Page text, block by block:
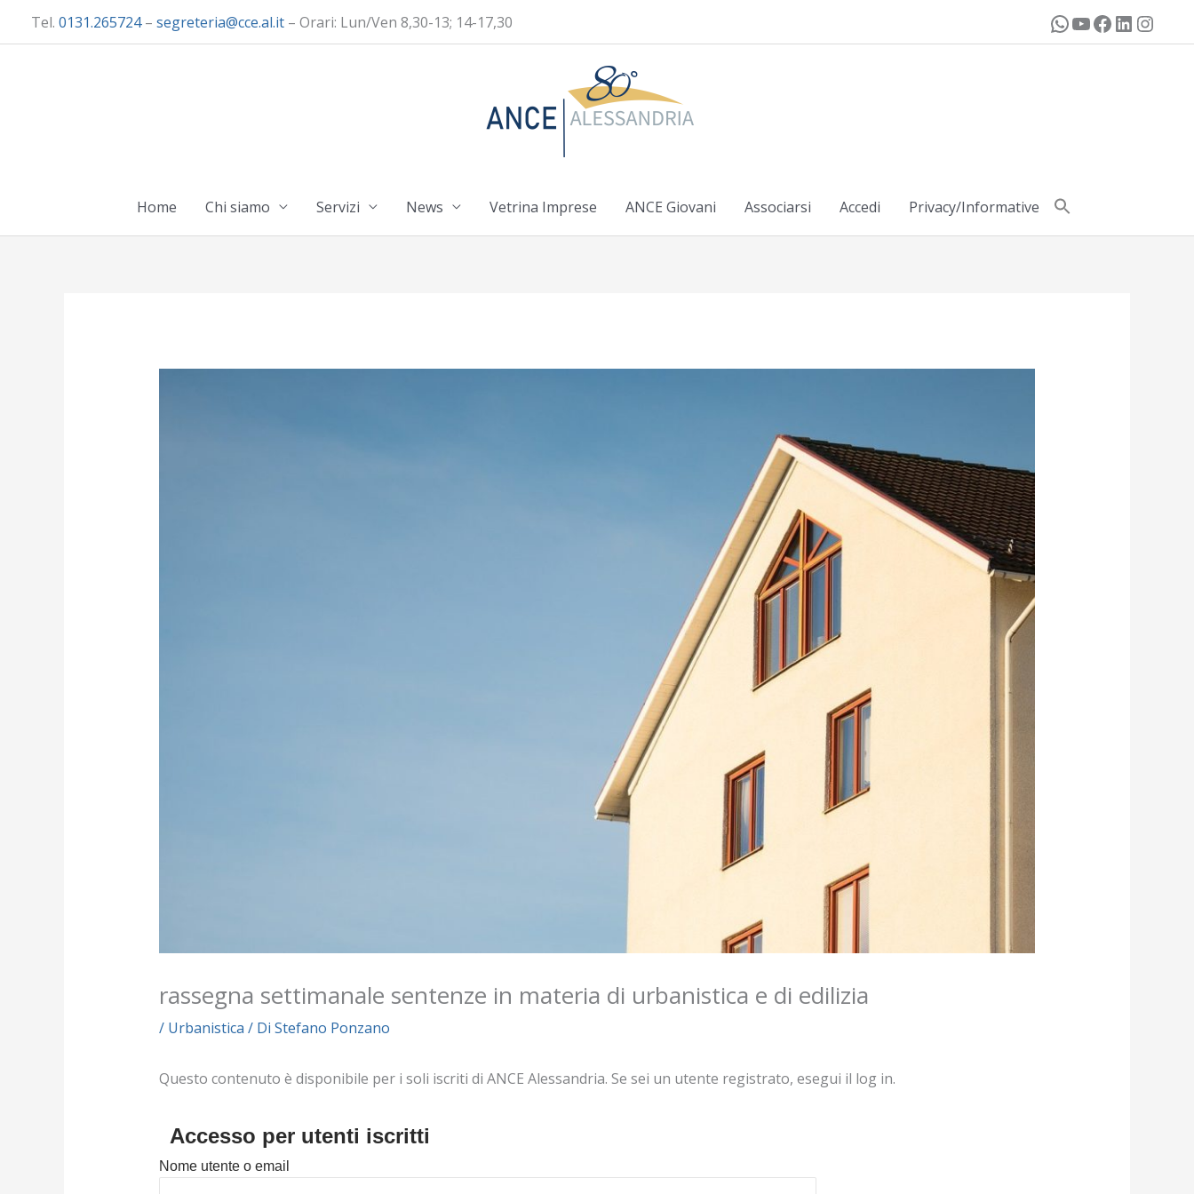
Tel. 0131.265724– segreteria@cce.al.it – Orari: Lun/Ven 8,30-13; 14-17,30
Home Chi siamo Servizi News Vetrina Imprese ANCE Giovani Associarsi Accedi Privacy/Informative
rassegna settimanale sentenze in materia di urbanistica e di edilizia
/ Urbanistica / Di Stefano Ponzano
Questo contenuto è disponibile per i soli iscriti di ANCE Alessandria. Se sei un utente registrato, esegui il log in.
Accesso per utenti iscritti
Nome utente o email